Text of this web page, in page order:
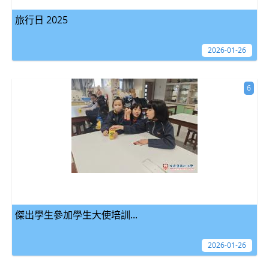
旅行日 2025
2026-01-26
傑出學生參加學生大使培訓...
6
2026-01-26